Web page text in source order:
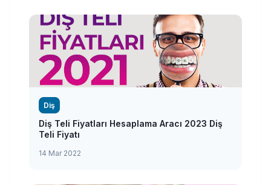
Diş
Diş Teli Fiyatları Hesaplama Aracı 2023 Diş
Teli Fiyatı
14 Mar 2022